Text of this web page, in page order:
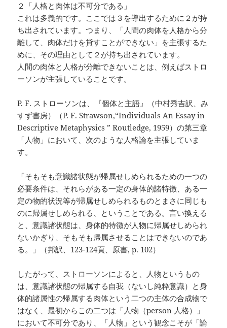
２「人格と肉体は不可分である」
これは多義的です。ここでは３を導出するために２が持
ち出されています。つまり、「人間の肉体を人格から分
離して、肉体だけを貸すことができない」を主張するた
めに、その理由として２が持ち出されています。
人間の肉体と人格が分離できないことは、例えばストロ
ーソンが主張していることです。
P. F. ストローソンは、『個体と主語』（中村秀吉訳、み
すず書房）（P. F. Strawson,“Individuals An Essay in
Descriptive Metaphysics ” Routledge, 1959）の第三章
「人物」において、次のような人格論を主張していま
す。
「そもそも意識諸状態が帰属せしめられるための一つの
必要条件は、それらがある一定の身体的諸特徴、ある一
定の物的状況等が帰属せしめられるものとまさに同じも
のに帰属せしめられる、ということである。言い換える
と、意識諸状態は、身体的特徴が人物に帰属せしめられ
ないかぎり、そもそも帰属させることはできないのであ
る。」（邦訳、123-124頁、原書, p. 102）
したがって、ストローソンによると、人物というもの
は、意識諸状態の帰属する自我（ないし純粋意識）と身
体的諸属性の帰属する肉体という二つの主体の合成物で
はなく、最初からこの二つは「人物（person 人格）」
において不可分であり、「人物」という観念こそが「論